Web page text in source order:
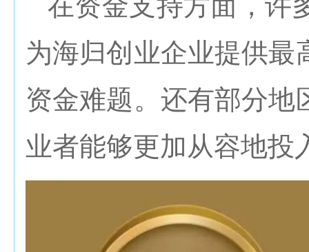
为海归创业企业提供最
资金难题。还有部分地
业者能够更加从容地投